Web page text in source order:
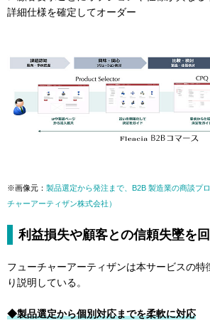
詳細仕様を確定してオーダー
※画像元： 製品選定から発注まで、B2B 製造業の商談プ
チャーアーティザン株式会社）
利益損失や顧客との信頼失墜を
フューチャーアーティザンは本サービスの特
り説明している。
◆製品選定から個別対応までを柔軟に対応